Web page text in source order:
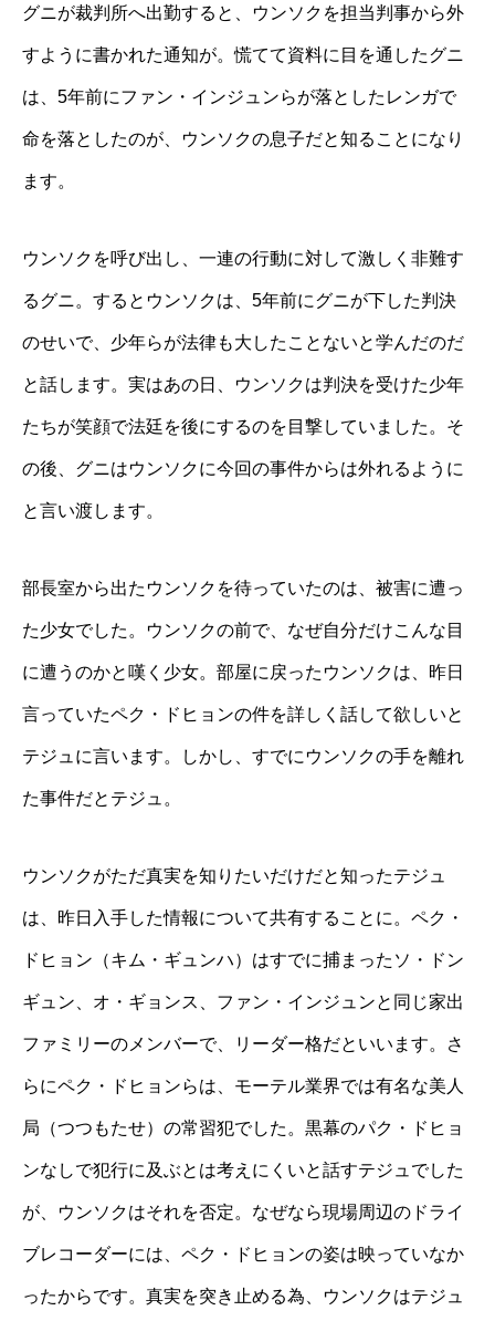
グニが裁判所へ出勤すると、ウンソクを担当判事から外
すように書かれた通知が。慌てて資料に目を通したグニ
は、5年前にファン・インジュンらが落としたレンガで
命を落としたのが、ウンソクの息子だと知ることになり
ます。
ウンソクを呼び出し、一連の行動に対して激しく非難す
るグニ。するとウンソクは、5年前にグニが下した判決
のせいで、少年らが法律も大したことないと学んだのだ
と話します。実はあの日、ウンソクは判決を受けた少年
たちが笑顔で法廷を後にするのを目撃していました。そ
の後、グニはウンソクに今回の事件からは外れるように
と言い渡します。
部長室から出たウンソクを待っていたのは、被害に遭っ
た少女でした。ウンソクの前で、なぜ自分だけこんな目
に遭うのかと嘆く少女。部屋に戻ったウンソクは、昨日
言っていたペク・ドヒョンの件を詳しく話して欲しいと
テジュに言います。しかし、すでにウンソクの手を離れ
た事件だとテジュ。
ウンソクがただ真実を知りたいだけだと知ったテジュ
は、昨日入手した情報について共有することに。ペク・
ドヒョン（キム・ギュンハ）はすでに捕まったソ・ドン
ギュン、オ・ギョンス、ファン・インジュンと同じ家出
ファミリーのメンバーで、リーダー格だといいます。さ
らにペク・ドヒョンらは、モーテル業界では有名な美人
局（つつもたせ）の常習犯でした。黒幕のパク・ドヒョ
ンなしで犯行に及ぶとは考えにくいと話すテジュでした
が、ウンソクはそれを否定。なぜなら現場周辺のドライ
ブレコーダーには、ペク・ドヒョンの姿は映っていなか
ったからです。真実を突き止める為、ウンソクはテジュ